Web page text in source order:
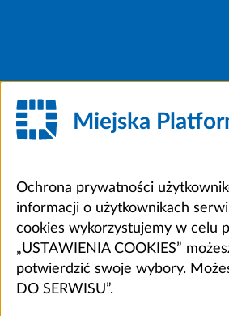
Miejska
Ochrona prywatności
informacji o użytkownikach
cookies wykorzystujemy w celu
„USTAWIENIA COOKIES”
potwierdzić swoje wybory.
DO SERWISU”.